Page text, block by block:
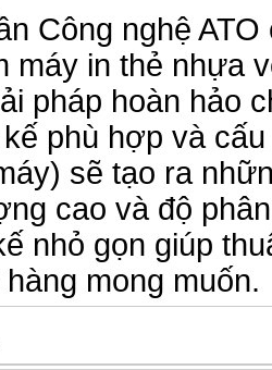
Công nghệ
máy in thẻ nhựa
pháp hoàn hảo
phù hợp và
sẽ tạo ra
cao và độ
nhỏ gọn giúp
mong muốn.